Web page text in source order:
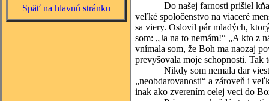
Späť na hlavnú stránku
Do našej farnosti prišiel kňaz,
veľké spoločenstvo na viaceré
sa viery. Oslovil pár mladých,
som: „Ja na to nemám!“ „A kto z
vnímala som, že Boh ma naozaj
prevyšovala moje schopnosti. Tak
Nikdy som nemala dar viesť.
„neobdarovanosti“ a zároveň i
inak ako zverením celej veci do